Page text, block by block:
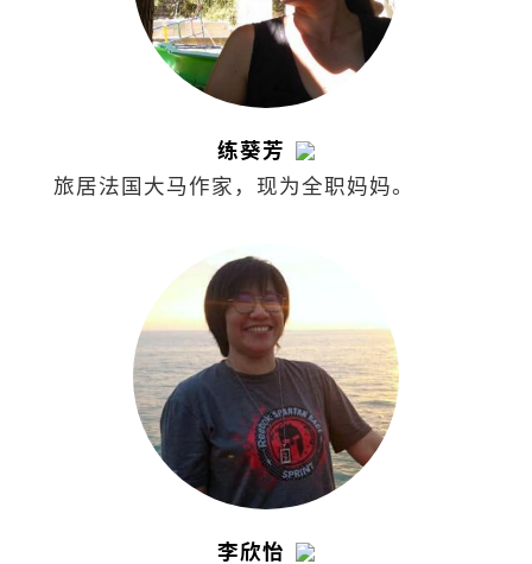
练葵芳
旅居法国大马作家，现为全职妈妈。
李欣怡